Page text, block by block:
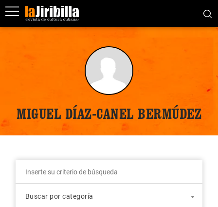
MIGUEL DÍAZ-CANEL BERMÚDEZ
Buscar por categoría